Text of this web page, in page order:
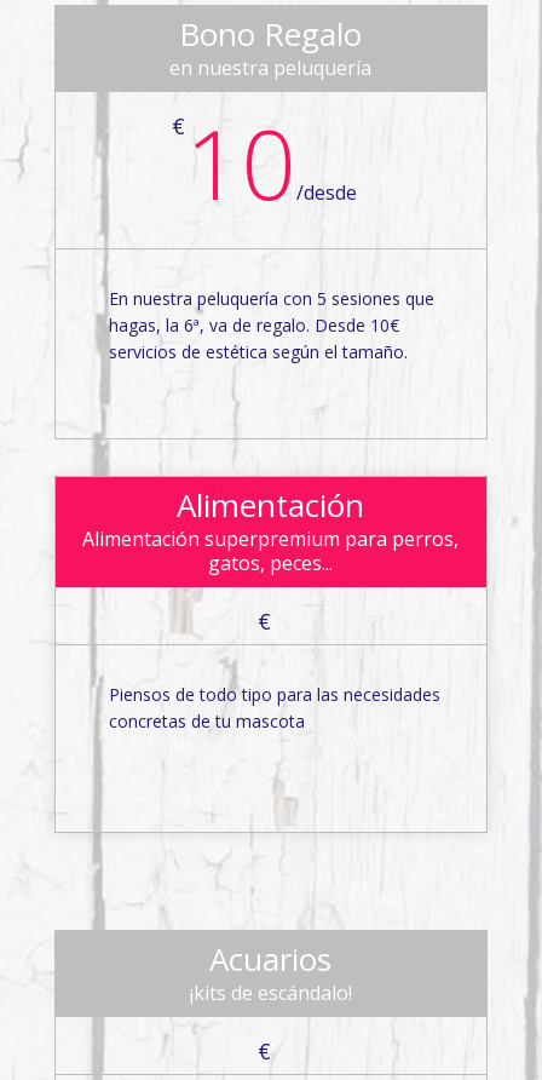
Bono Regalo
en nuestra peluquería
€10/desde
En nuestra peluquería con 5 sesiones que
hagas, la 6ª, va de regalo. Desde 10€
servicios de estética según el tamaño.
Alimentación
Alimentación superpremium para perros,
gatos, peces...
€
Piensos de todo tipo para las necesidades
concretas de tu mascota
Acuarios
¡kits de escándalo!
€